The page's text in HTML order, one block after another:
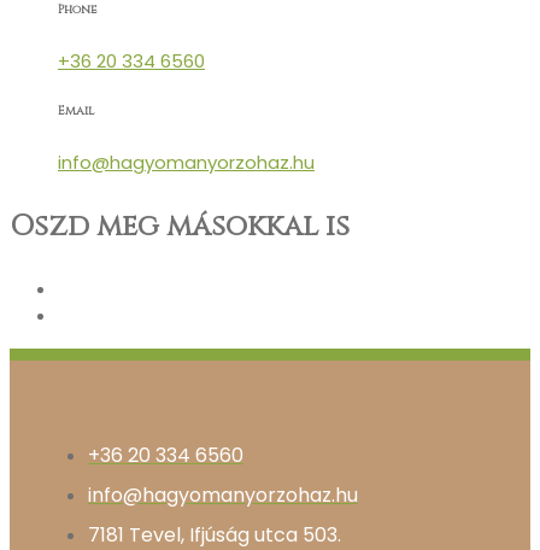
Phone
+36 20 334 6560
Email
info@hagyomanyorzohaz.hu
Oszd meg másokkal is
+36 20 334 6560
info@hagyomanyorzohaz.hu
7181 Tevel, Ifjúság utca 503.